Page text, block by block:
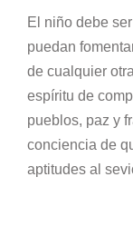
El niño debe
puedan
de cualquier
espíritu de
pueblos, paz y
conciencia de
aptitudes al